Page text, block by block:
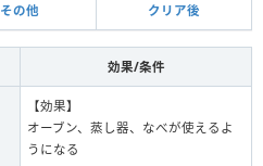
その他 クリア後
効果/条件
【効果】
オーブン、蒸し器、なべが使えるよ
うになる